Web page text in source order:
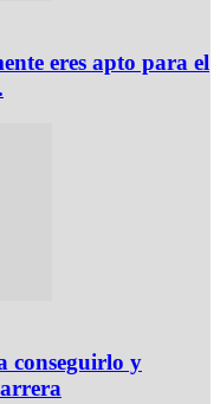
eres apto para el
conseguirlo y